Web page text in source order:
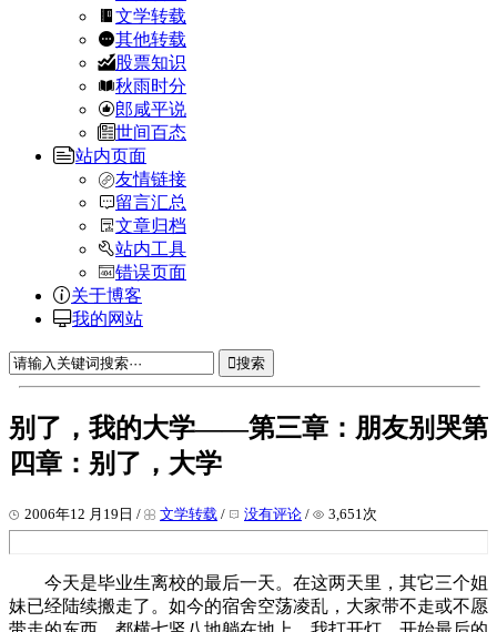
文学转载
其他转载
股票知识
秋雨时分
郎咸平说
世间百态
站内页面
友情链接
留言汇总
文章归档
站内工具
错误页面
关于博客
我的网站
搜索
别了，我的大学——第三章：朋友别哭第
四章：别了，大学
2006年12 月19日 / 文学转载 / 没有评论 / 3,651次
今天是毕业生离校的最后一天。在这两天里，其它三个姐
妹已经陆续搬走了。如今的宿舍空荡凌乱，大家带不走或不愿